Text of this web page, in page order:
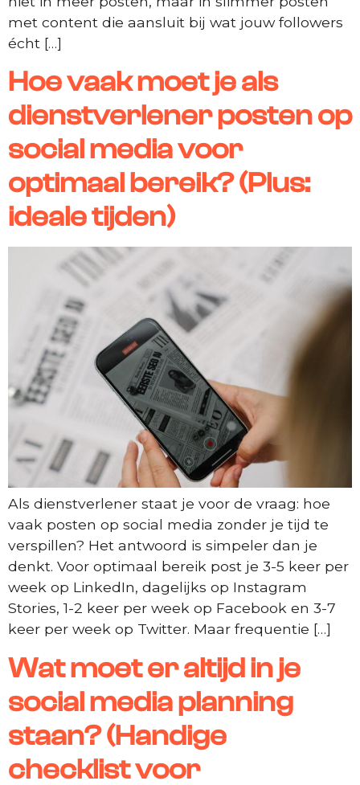
met content die aansluit bij wat jouw followers
écht […]
Hoe vaak moet je als
dienstverlener posten op
social media voor
optimaal bereik? (Plus:
ideale tijden)
Als dienstverlener staat je voor de vraag: hoe
vaak posten op social media zonder je tijd te
verspillen? Het antwoord is simpeler dan je
denkt. Voor optimaal bereik post je 3-5 keer per
week op LinkedIn, dagelijks op Instagram
Stories, 1-2 keer per week op Facebook en 3-7
keer per week op Twitter. Maar frequentie […]
Wat moet er altijd in je
social media planning
staan? (Handige
checklist voor